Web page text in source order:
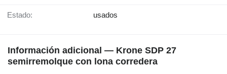
Estado: usados
Información adicional — Krone SDP 27
semirremolque con lona corredera